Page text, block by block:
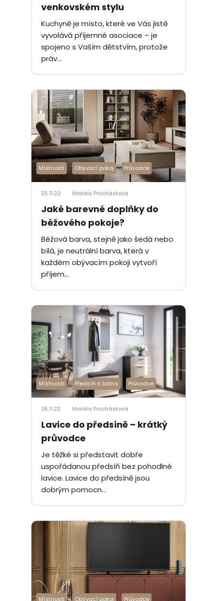
venkovském stylu
Kuchyně je místo, které ve Vás jistě
vyvolává příjemné asociace – je
spojeno s Vaším dětstvím, protože
práv...
Místnosti Obývací pokoj Průvodce
25.11.22 Monika Procházková
Jaké barevné doplňky do
béžového pokoje?
Béžová barva, stejně jako šedá nebo
bílá, je neutrální barva, která v
každém obývacím pokoji vytvoří
příjem...
Místnosti Předsíň a šatna Průvodce
25.11.22 Monika Procházková
Lavice do předsíně – krátký
průvodce
Je těžké si představit dobře
uspořádanou předsíň bez pohodlné
lavice. Lavice do předsíně jsou
dobrým pomocn...
Místnosti Obývací pokoj Průvodce